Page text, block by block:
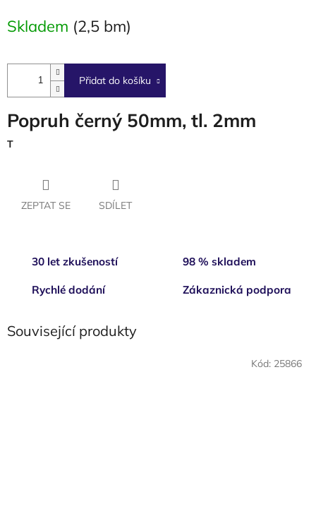
Skladem (2,5 bm)
Přidat do košíku
Popruh černý 50mm, tl. 2mm
T
ZEPTAT SE SDÍLET
30 let zkušeností 98 % skladem
Rychlé dodání Zákaznická podpora
Související produkty
Kód: 25866